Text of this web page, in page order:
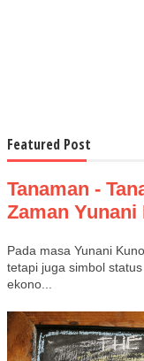
Featured Post
Tanaman -
Zaman Yunani
Pada masa Yunani
tetapi juga simbol
ekono...